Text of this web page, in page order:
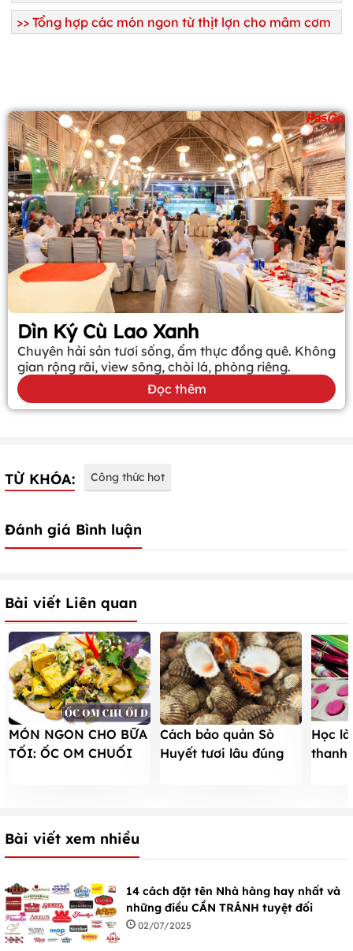
>> Tổng hợp các món ngon từ thịt lợn cho mâm cơm
Dìn Ký Cù Lao Xanh
Chuyên hải sản tươi sống, ẩm thực đồng quê. Không
gian rộng rãi, view sông, chòi lá, phòng riêng.
Đọc thêm
TỪ KHÓA: Công thức hot
Đánh giá Bình luận
Bài viết Liên quan
MÓN NGON CHO BỮA
TỐI: ỐC OM CHUỐI
Cách bảo quản Sò
Huyết tươi lâu đúng
Học
thanh
Bài viết xem nhiều
14 cách đặt tên Nhà hàng hay nhất và
những điều CẦN TRÁNH tuyệt đối
02/07/2025